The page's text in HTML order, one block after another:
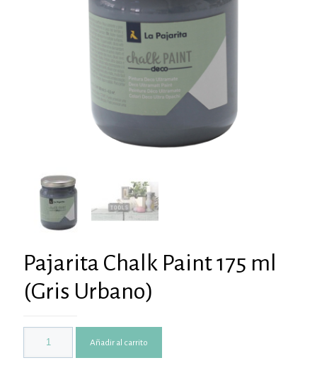
Pajarita Chalk Paint 175 ml
(Gris Urbano)
Añadir al carrito